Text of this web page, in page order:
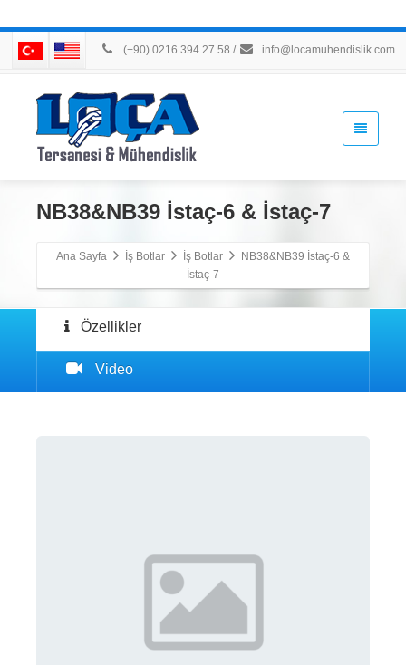
(+90) 0216 394 27 58 / info@locamuhendislik.com
NB38&NB39 İstaç-6 & İstaç-7
Ana Sayfa İş Botlar İş Botlar
NB38&NB39 İstaç-6 &
İstaç-7
Özellikler
Video